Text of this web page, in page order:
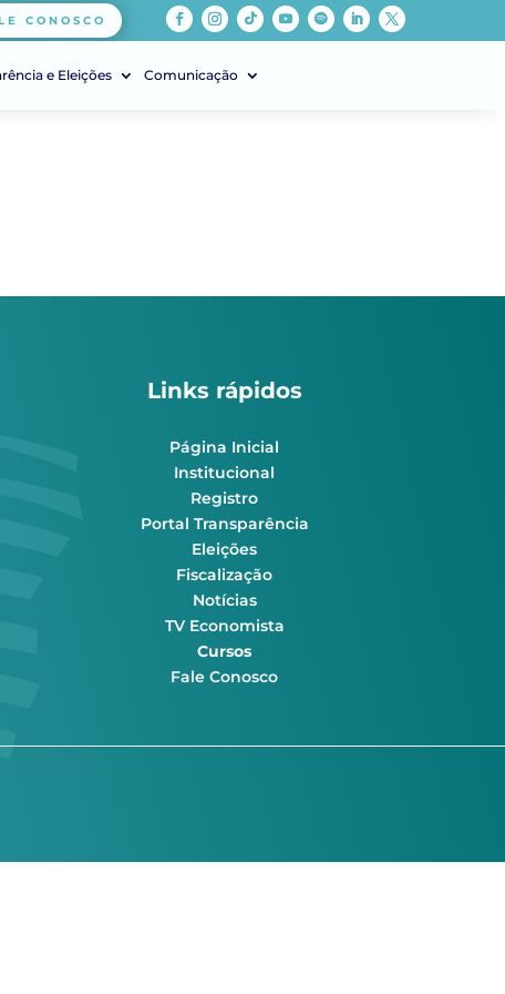
CONOSCO
e Eleições Comunicação
Links rápidos
Página Inicial
Institucional
Registro
Portal Transparência
Eleições
Fiscalização
Notícias
TV Economista
Cursos
Fale Conosco